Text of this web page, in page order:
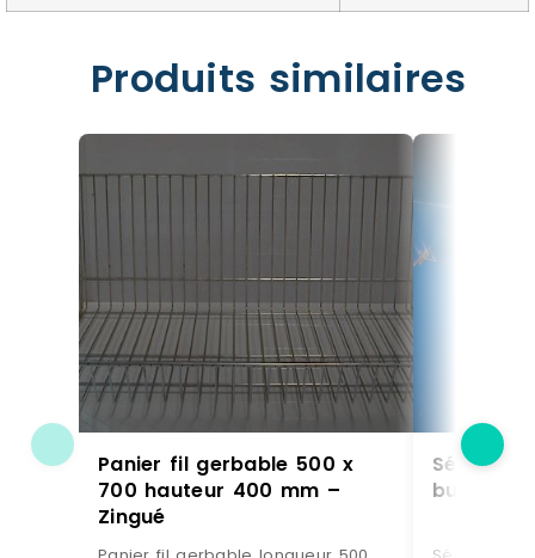
Produits similaires
Panier fil gerbable 500 x
700 hauteur 400 mm –
Zingué
butée –